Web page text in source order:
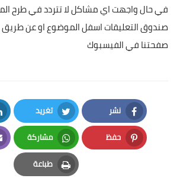
في حال واجهت اي مشاكل لا تتردد في طرح
صندوق التعليقات اسفل الموضوع او عن طريق
صفحتنا في الفيسبوك
نشر
Facebook
تغريد
Twitter
حفظ
Pinterest
مشاركة
Whatsapp
طباعة
Print